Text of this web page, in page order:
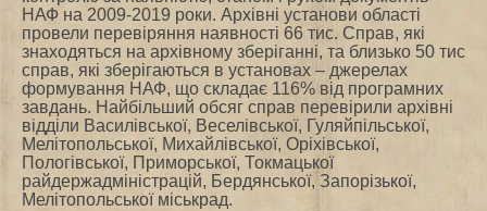
НАФ на 2009-2019 роки. Архівні установи області
провели перевіряння наявності 66 тис. Справ, які
знаходяться на архівному зберіганні, та близько 50 тис
справ, які зберігаються в установах – джерелах
формування НАФ, що складає 116% від програмних
завдань. Найбільший обсяг справ перевірили архівні
відділи Василівської, Веселівської, Гуляйпільської,
Мелітопольської, Михайлівської, Оріхівської,
Пологівської, Приморської, Токмацької
райдержадміністрацій, Бердянської, Запорізької,
Мелітопольської міськрад.